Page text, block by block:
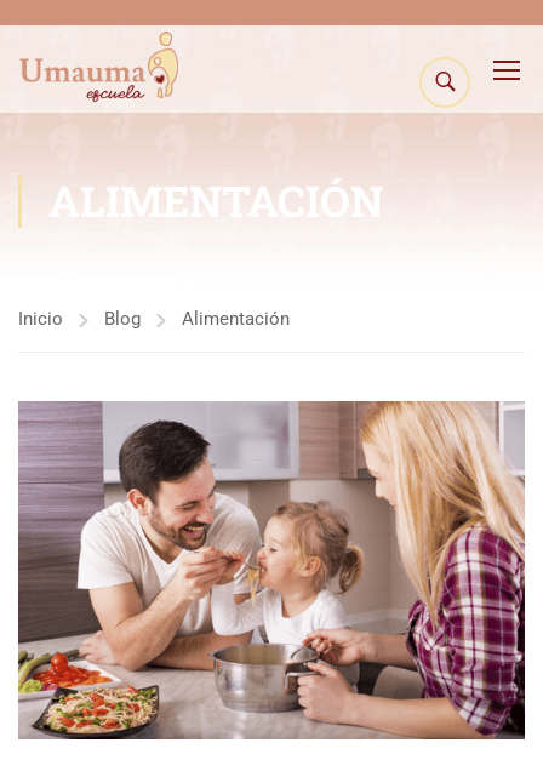
ALIMENTACIÓN
Inicio Blog Alimentación